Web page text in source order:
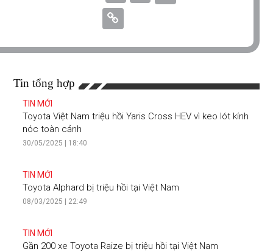
Tin tổng hợp
TIN MỚI
Toyota Việt Nam triệu hồi Yaris Cross HEV vì keo lót kính
nóc toàn cảnh
30/05/2025 | 18:40
TIN MỚI
Toyota Alphard bị triệu hồi tại Việt Nam
08/03/2025 | 22:49
TIN MỚI
Gần 200 xe Toyota Raize bị triệu hồi tại Việt Nam